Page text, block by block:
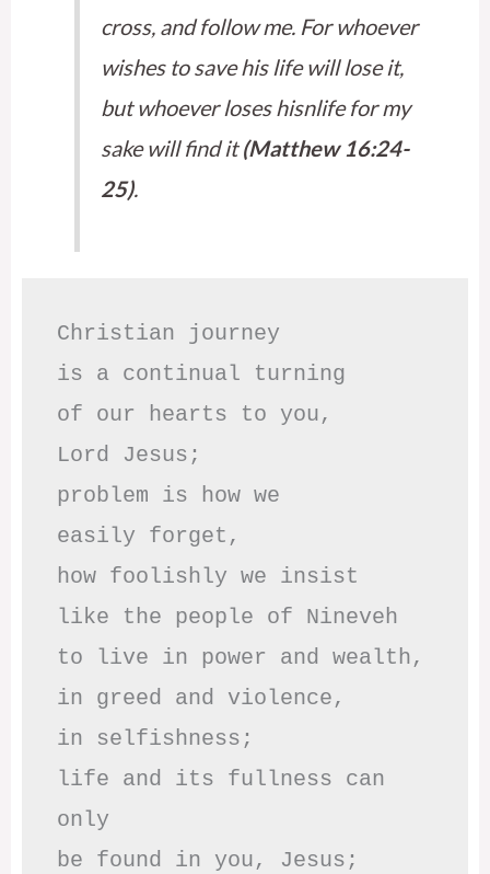
cross, and follow me. For whoever
wishes to save his life will lose it,
but whoever loses hisnlife for my
sake will find it(Matthew 16:24-
25).
Christian journey
is a continual turning
of our hearts to you,
Lord Jesus;
problem is how we
easily forget,
how foolishly we insist
like the people of Nineveh
to live in power and wealth,
in greed and violence,
in selfishness;
life and its fullness can
only
be found in you, Jesus;